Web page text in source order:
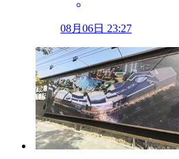
08月06日 23:27